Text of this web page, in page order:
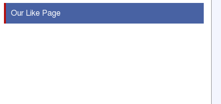
৫
Our Like Page